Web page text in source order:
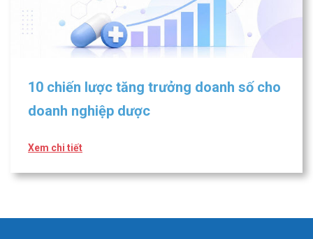
10 chiến lược tăng trưởng doanh số cho
doanh nghiệp dược
Xem chi tiết